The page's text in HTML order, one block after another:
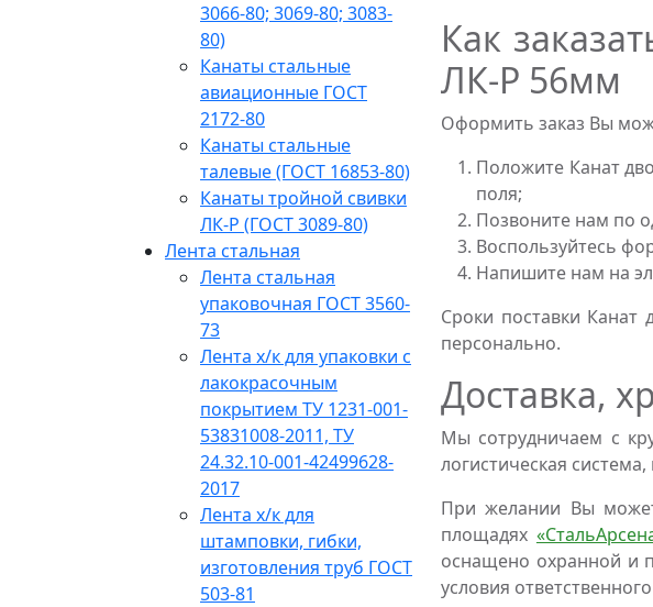
3066-80; 3069-80; 3083-
80)
Канаты стальные
авиационные ГОСТ
2172-80
Канаты стальные
талевые (ГОСТ 16853-80)
Канаты тройной свивки
ЛК-Р (ГОСТ 3089-80)
Лента стальная
Лента стальная
упаковочная ГОСТ 3560-
73
Лента х/к для упаковки с
лакокрасочным
покрытием ТУ 1231-001-
53831008-2011, ТУ
24.32.10-001-42499628-
2017
Лента х/к для
штамповки, гибки,
изготовления труб ГОСТ
503-81
Как
ЛК-Р 56мм
Оформить заказ Вы
Положите Канат
поля;
Позвоните нам по
Воспользуйтесь
Напишите нам на
Сроки поставки
персонально.
Доставка,
Мы сотрудничаем с
логистическая
При желании Вы
площадях
оснащено охранной и
условия